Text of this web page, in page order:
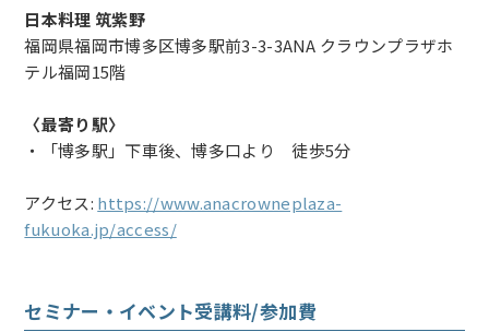
日本料理 筑紫野
福岡県福岡市博多区博多駅前3-3-3ANA クラウンプラザホ
テル福岡15階
〈最寄り駅〉
・「博多駅」下車後、博多口より 徒歩5分
アクセス: https://www.anacrowneplaza-
fukuoka.jp/access/
セミナー・イベント受講料/参加費